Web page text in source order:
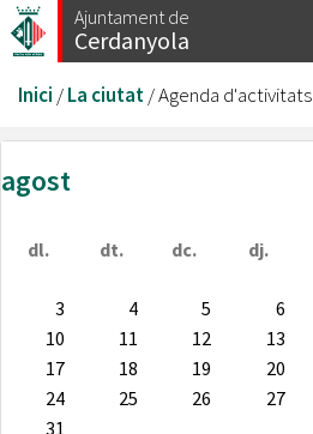
Vés
al
Ajuntament de
Cerdanyola
Esteu
aquí
Inici /La ciutat/Agenda d'activitats
agost
dl. dt. dc. dj.
3
4 5 6
10
11 12 13
17
18 19 20
24
25 26 27
31